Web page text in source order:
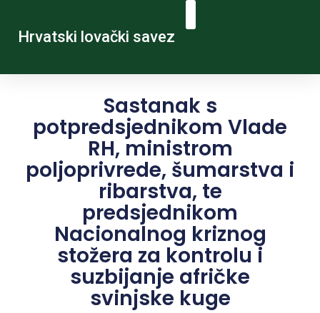
Hrvatski lovački savez
Sastanak s
potpredsjednikom Vlade
RH, ministrom
poljoprivrede, šumarstva i
ribarstva, te
predsjednikom
Nacionalnog kriznog
stožera za kontrolu i
suzbijanje afričke
svinjske kuge